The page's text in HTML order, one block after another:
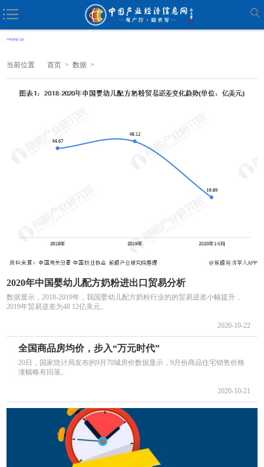
当前位置 首页 > 数据 >
2020年中国婴幼儿配方奶粉进出口贸易分析
数据显示，2018-2019年，我国婴幼儿配方奶粉行业的的贸易逆差小幅提升，
2019年贸易逆差为48 12亿美元。
2020-10-22
全国商品房均价，步入“万元时代”
20日，国家统计局发布的9月70城房价数据显示，9月份商品住宅销售价格
涨幅略有回落。
2020-10-21